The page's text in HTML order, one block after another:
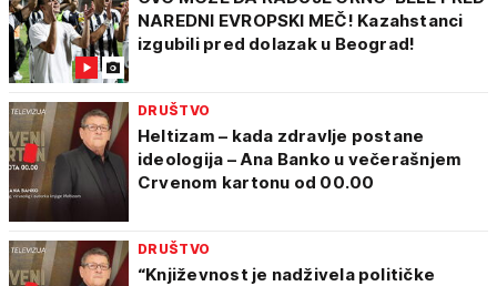
NAREDNI EVROPSKI MEČ! Kazahstanci
izgubili pred dolazak u Beograd!
DRUŠTVO
Heltizam – kada zdravlje postane
ideologija – Ana Banko u večerašnjem
Crvenom kartonu od 00.00
DRUŠTVO
“Književnost je nadživela političke